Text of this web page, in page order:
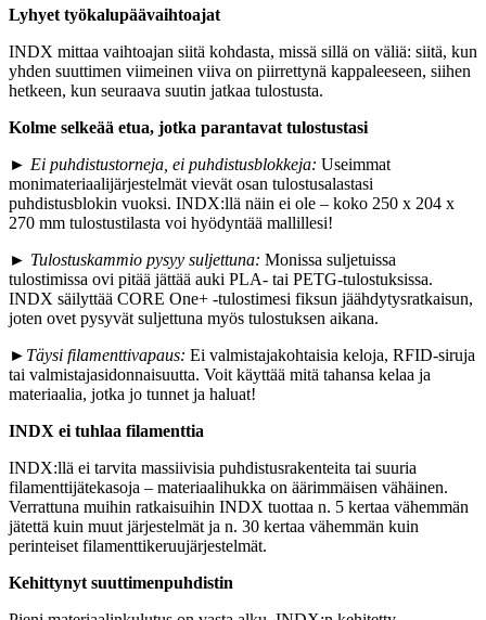
Lyhyet työkalupäävaihtoajat
INDX mittaa vaihtoajan siitä kohdasta, missä sillä on väliä: siitä, kun
yhden suuttimen viimeinen viiva on piirrettynä kappaleeseen, siihen
hetkeen, kun seuraava suutin jatkaa tulostusta.
Kolme selkeää etua, jotka parantavat tulostustasi
► Ei puhdistustorneja, ei puhdistusblokkeja: Useimmat
monimateriaalijärjestelmät vievät osan tulostusalastasi
puhdistusblokin vuoksi. INDX:llä näin ei ole – koko 250 x 204 x
270 mm tulostustilasta voi hyödyntää mallillesi!
► Tulostuskammio pysyy suljettuna: Monissa suljetuissa
tulostimissa ovi pitää jättää auki PLA- tai PETG-tulostuksissa.
INDX säilyttää CORE One+ -tulostimesi fiksun jäähdytysratkaisun,
joten ovet pysyvät suljettuna myös tulostuksen aikana.
► Täysi filamenttivapaus: Ei valmistajakohtaisia keloja, RFID-siruja
tai valmistajasidonnaisuutta. Voit käyttää mitä tahansa kelaa ja
materiaalia, jotka jo tunnet ja haluat!
INDX ei tuhlaa filamenttia
INDX:llä ei tarvita massiivisia puhdistusrakenteita tai suuria
filamenttijätekasoja – materiaalihukka on äärimmäisen vähäinen.
Verrattuna muihin ratkaisuihin INDX tuottaa n. 5 kertaa vähemmän
jätettä kuin muut järjestelmät ja n. 30 kertaa vähemmän kuin
perinteiset filamenttikeruujärjestelmät.
Kehittynyt suuttimenpuhdistin